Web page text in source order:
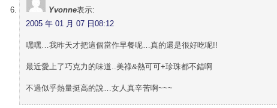
Yvonne表示:
2005 年 01 月 07 日08:12
嘿嘿…我昨天才把這個當作早餐呢…真的還是很好吃呢!!
最近愛上了巧克力的味道..美祿&熱可可+珍珠都不錯啊
不過似乎熱量挺高的說…女人真辛苦啊~~~